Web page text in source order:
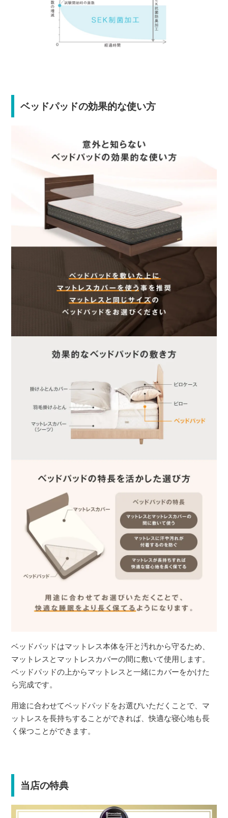
ベッドパッドの効果的な使い方
ベッドパッドはマットレス本体を汗と汚れから守るため、
マットレスとマットレスカバーの間に敷いて使用します。
ベッドパッドの上からマットレスと一緒にカバーをかけた
ら完成です。
用途に合わせてベッドパッドをお選びいただくことで、マ
ットレスを長持ちすることができれば、快適な寝心地も長
く保つことができます。
当店の特典